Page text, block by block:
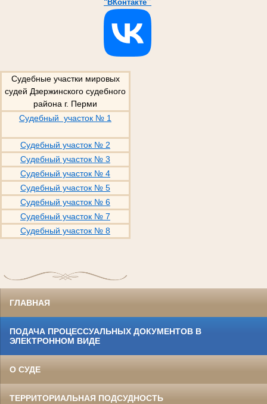
"ВКонтакте
Судебные участки мировых
судей Дзержинского судебного
района г. Перми
Судебный участок № 1
Судебный участок № 2
Судебный участок № 3
Судебный участок № 4
Судебный участок № 5
Судебный участок № 6
Судебный участок № 7
Судебный участок № 8
ГЛАВНАЯ
ПОДАЧА ПРОЦЕССУАЛЬНЫХ ДОКУМЕНТОВ В
ЭЛЕКТРОННОМ ВИДЕ
О СУДЕ
ТЕРРИТОРИАЛЬНАЯ ПОДСУДНОСТЬ